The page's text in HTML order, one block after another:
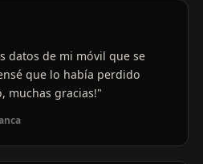
datos de mi móvil que se
que lo había perdido
muchas gracias!"